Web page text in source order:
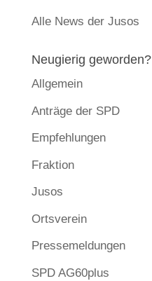
Alle News der Jusos
Neugierig geworden?
Allgemein
Anträge der SPD
Empfehlungen
Fraktion
Jusos
Ortsverein
Pressemeldungen
SPD AG60plus